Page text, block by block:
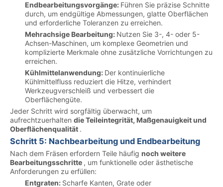
Endbearbeitungsvorgänge: Führen Sie präzise Schnitte
durch, um endgültige Abmessungen, glatte Oberflächen
und erforderliche Toleranzen zu erreichen.
Mehrachsige Bearbeitung: Nutzen Sie 3-, 4- oder 5-
Achsen-Maschinen, um komplexe Geometrien und
komplizierte Merkmale ohne zusätzliche Vorrichtungen zu
erreichen.
Kühlmittelanwendung: Der kontinuierliche
Kühlmittelfluss reduziert die Hitze, verhindert
Werkzeugverschleiß und verbessert die
Oberflächengüte.
Jeder Schritt wird sorgfältig überwacht, um
aufrechtzuerhalten die Teileintegrität, Maßgenauigkeit und
Oberflächenqualität .
Schritt 5: Nachbearbeitung und Endbearbeitung
Nach dem Fräsen erfordern Teile häufig noch weitere
Bearbeitungsschritte , um funktionelle oder ästhetische
Anforderungen zu erfüllen:
Entgraten: Scharfe Kanten, Grate oder